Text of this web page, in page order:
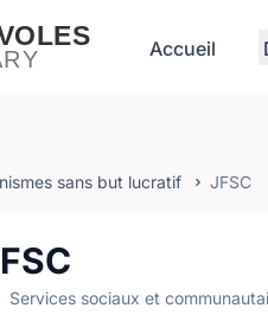
Accueil
sans but lucratif JFSC
Services sociaux et